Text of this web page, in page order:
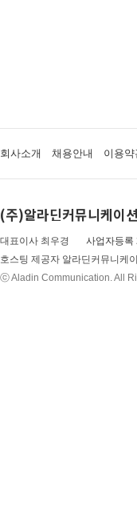
회사소개 채용안내 이용약
(주)알라딘커뮤니케이션
대표이사 최우경 사업자등
호스팅 제공자 알라딘커뮤니케
ⓒ Aladin Communication. All